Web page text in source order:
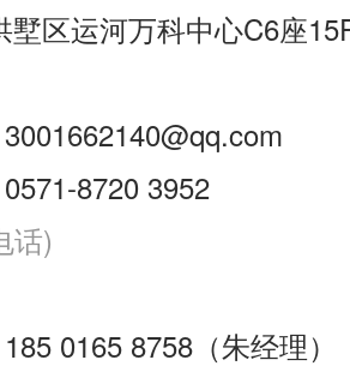
墅区运河万科中心C6座
8720 3952
话)
0165 8758（朱经理）